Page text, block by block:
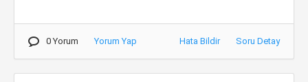
0 Yorum Yorum Yap Hata Bildir Soru Detay